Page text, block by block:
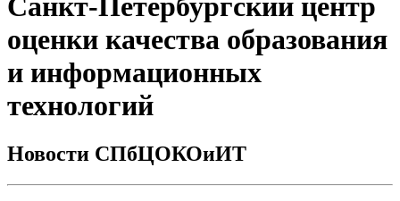
Санкт-Петербургский центр
оценки качества образования
и информационных
технологий
Новости СПбЦОКОиИТ